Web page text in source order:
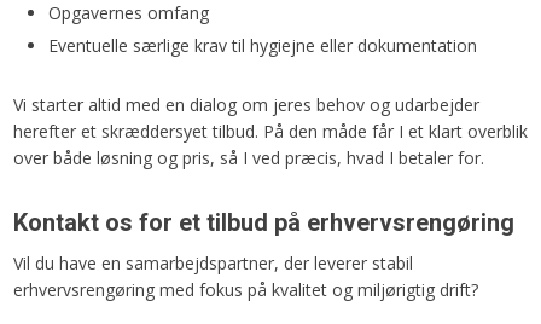
Opgavernes omfang
Eventuelle særlige krav til hygiejne eller dokumentation
Vi starter altid med en dialog om jeres behov og udarbejder
herefter et skræddersyet tilbud. På den måde får I et klart overblik
over både løsning og pris, så I ved præcis, hvad I betaler for.
Kontakt os for et tilbud på erhvervsrengøring
Vil du have en samarbejdspartner, der leverer stabil
erhvervsrengøring med fokus på kvalitet og miljørigtig drift?